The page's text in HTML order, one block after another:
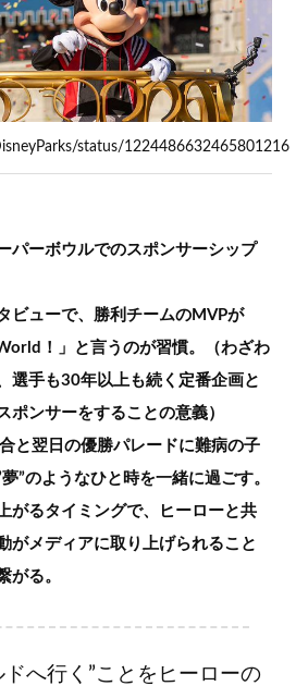
status/1224486632465801216
パーボウルでのスポンサーシップ
ビューで、勝利チームのMVPが
！」と言うのが習慣。（わざわ
選手も30年以上も続く定番企画と
ポンサーをすることの意義）
と翌日の優勝パレードに難病の子
”のようなひと時を一緒に過ごす。
がるタイミングで、ヒーローと共
がメディアに取り上げられること
がる。
へ行く”ことをヒーローの